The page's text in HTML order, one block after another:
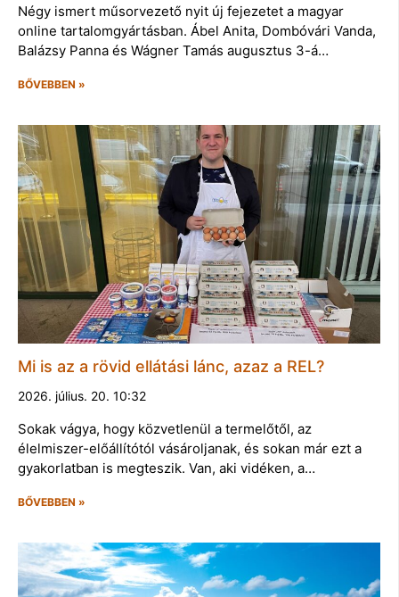
Négy ismert műsorvezető nyit új fejezetet a magyar
online tartalomgyártásban. Ábel Anita, Dombóvári Vanda,
Balázsy Panna és Wágner Tamás augusztus 3-á…
BŐVEBBEN »
Mi is az a rövid ellátási lánc, azaz a REL?
2026. július. 20. 10:32
Sokak vágya, hogy közvetlenül a termelőtől, az
élelmiszer-előállítótól vásároljanak, és sokan már ezt a
gyakorlatban is megteszik. Van, aki vidéken, a…
BŐVEBBEN »